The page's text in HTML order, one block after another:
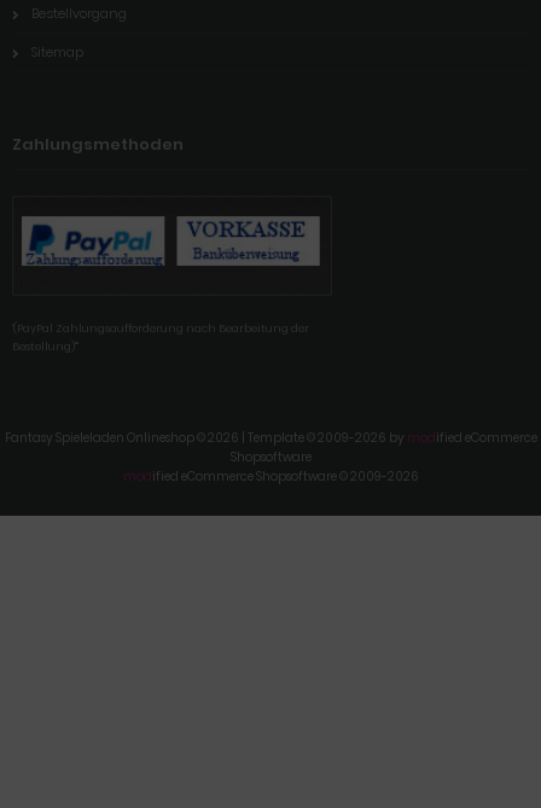
Bestellvorgang
Sitemap
Zahlungsmethoden
'(PayPal Zahlungsaufforderung nach Bearbeitung der
Bestellung)'"
Fantasy Spieleladen Onlineshop © 2026 | Template © 2009-2026 by modified eCommerce
Shopsoftware
modified eCommerce Shopsoftware © 2009-2026